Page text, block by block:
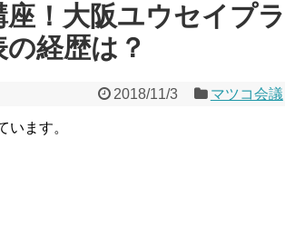
！大阪ユウセイプラ
経歴は？
2018/11/3 マツコ会議
います。